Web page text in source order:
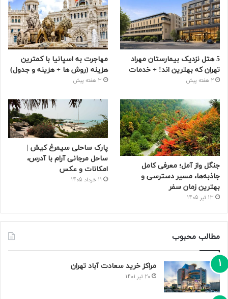
5 هتل نزدیک بیمارستان مهراد
تهران که بهترین‌ اند! + خدمات
2 هفته پیش
مهاجرت به اسپانیا با کمترین
هزینه (روش ها + هزینه و جدول)
3 هفته پیش
جنگل واز آمل؛ معرفی کامل
جاذبه‌ها، مسیر دسترسی و
بهترین زمان سفر
13 تیر 1405
پارک ساحلی سیمرغ کیش |
ساحل مرجانی آرام با آدرس،
امکانات و عکس
11 خرداد 1405
مطالب محبوب
مراکز خرید سعادت‌ آباد تهران
20 تیر 1401